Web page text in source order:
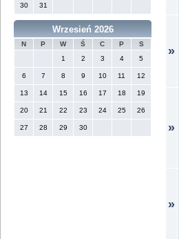
30 31
Wrzesień 2026
N P W Ś C P
S
1
2 3 4 5
6 7 8 9 10 11 12
13 14 15 16 17 18 19
20 21 22 23 24 25 26
27 28 29 30
»
»
»